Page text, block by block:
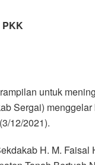
PKK
untuk
Sergai)
12/2021).
H. M.